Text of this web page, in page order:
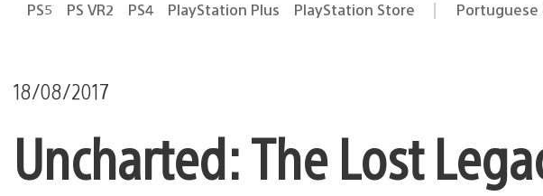
PS5 PS VR2 PS4 PlayStation Plus PlayStation Store Selecione
Região
Portuguese
18/08/2017
Uncharted: The Lost